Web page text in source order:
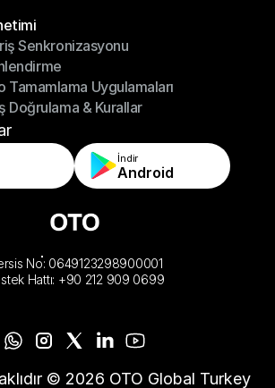
Senkronizasyonu
Senkronizasyonu
Tamamlama Uygulamaları
Uygulamaları
Doğrulama & Kurallar
Doğrulama & Kurallar
İndir
Android
No: 0649123298900001
Hattı: +90 212 909 0699
© 2026 OTO Global Turkey